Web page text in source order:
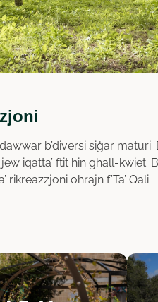
b’diversi siġar
iqatta’ ftit ħin għall-kwiet.
rikreazzjoni oħrajn f’Ta’ Qali.